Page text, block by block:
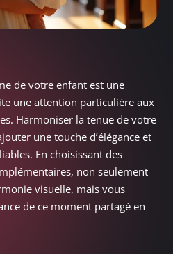
de votre enfant est une
une attention particulière aux
Harmoniser la tenue de votre
une touche d’élégance et
En choisissant des
non seulement
visuelle, mais vous
de ce moment partagé en